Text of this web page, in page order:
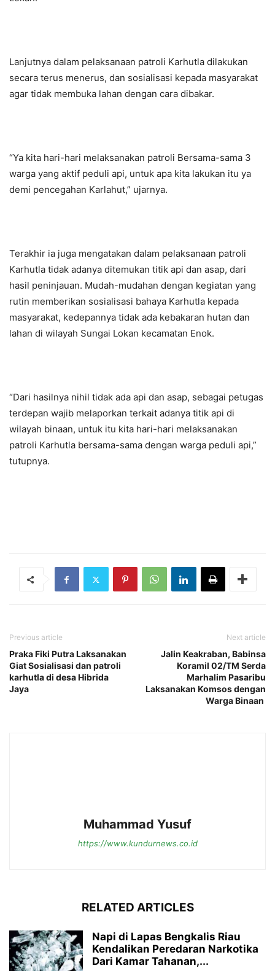
Lanjutnya dalam pelaksanaan patroli Karhutla dilakukan
secara terus menerus, dan sosialisasi kepada masyarakat
agar tidak membuka lahan dengan cara dibakar.
“Ya kita hari-hari melaksanakan patroli Bersama-sama 3
warga yang aktif peduli api, untuk apa kita lakukan itu ya
demi pencegahan Karlahut,” ujarnya.
Terakhir ia juga mengatakan dalam pelaksanaan patroli
Karhutla tidak adanya ditemukan titik api dan asap, dari
hasil peninjauan. Mudah-mudahan dengan kegiatan yang
rutin memberikan sosialisasi bahaya Karhutla kepada
masyarakat, kedepannya tidak ada kebakaran hutan dan
lahan di wilayah Sungai Lokan kecamatan Enok.
“Dari hasilnya nihil tidak ada api dan asap, sebagai petugas
terdepan wajib melaporkan terkait adanya titik api di
wilayah binaan, untuk itu kita hari-hari melaksanakan
patroli Karhutla bersama-sama dengan warga peduli api,”
tutupnya.
Previous article
Praka Fiki Putra Laksanakan
Giat Sosialisasi dan patroli
karhutla di desa Hibrida
Jaya
Next article
Jalin Keakraban, Babinsa
Koramil 02/TM Serda
Marhalim Pasaribu
Laksanakan Komsos dengan
Warga Binaan
Muhammad Yusuf
https://www.kundurnews.co.id
RELATED ARTICLES
Napi di Lapas Bengkalis Riau
Kendalikan Peredaran Narkotika
Dari Kamar Tahanan,...